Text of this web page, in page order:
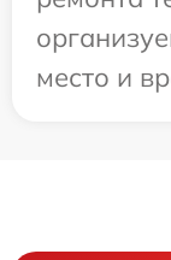
место и